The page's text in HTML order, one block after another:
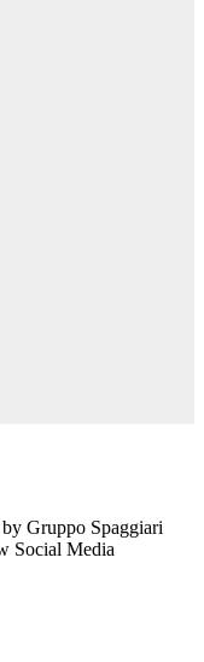
Gruppo Spaggiari
Social Media